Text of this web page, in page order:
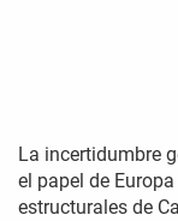
La incertidumbre
el papel de
estructurales de